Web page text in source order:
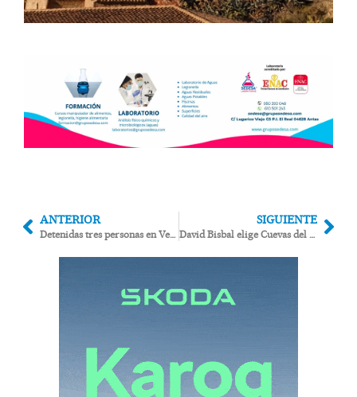
ANTERIOR
Detenidas tres personas en Vera por tráfico de drogas
SIGUIENTE
David Bisbal elige Cuevas del Almanzora para sus vacaciones familiares